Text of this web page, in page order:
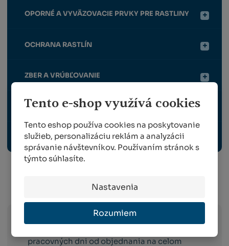
Tento e-shop využívá cookies
Tento eshop používa cookies na poskytovanie
služieb, personalizáciu reklám a analyzácii
správanie návštevníkov. Používaním stránok s
týmto súhlasíte.
Nastavenia
Rozumiem
OPORNÉ A VYVÄZOVACIE PRVKY PRE RASTLINY
OCHRANA RASTLÍN
ZBER A VRÚBĽOVANIE
VYBAVENIE ZÁHRADY, VONKAJŠIE ELEKTRO
ODBORNÉ PUBLIKÁCIE
Info o preprave:
pracovných dni od objednania na celom